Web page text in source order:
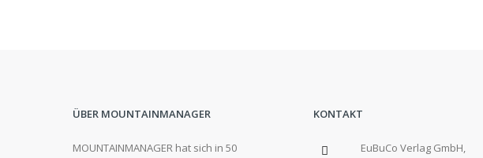
ÜBER MOUNTAINMANAGER
MOUNTAINMANAGER hat sich in 50
KONTAKT
EuBuCo Verlag GmbH,